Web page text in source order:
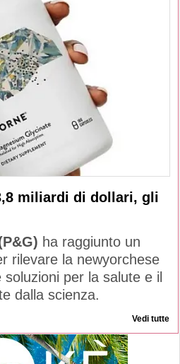
miliardi di dollari, gli
ha raggiunto un
rilevare la newyorchese
soluzioni per la salute e il
dalla scienza.
Vedi tutte